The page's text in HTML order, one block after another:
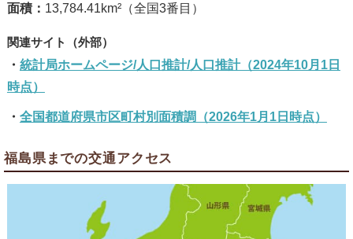
面積： 13,784.41km²（全国3番目）
統計局ホームページ/人口推計/人口推計（2024年10月1日
時点）
全国都道府県市区町村別面積調（2026年1月1日時点）
福島県までの交通アクセス